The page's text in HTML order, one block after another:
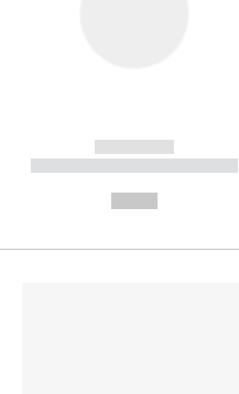
------------
----------- ----------- --------